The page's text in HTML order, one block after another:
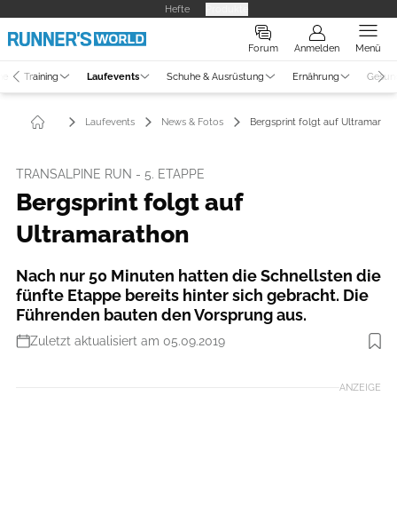
Hefte
Forum Anmelden Menü
Training Laufevents Schuhe & Ausrüstung Ernährung
Laufevents News & Fotos Bergsprint folgt auf
TRANSALPINE RUN - 5. ETAPPE
Bergsprint folgt auf
Ultramarathon
Nach nur 50 Minuten hatten die Schnellsten die
fünfte Etappe bereits hinter sich gebracht. Die
Führenden bauten den Vorsprung aus.
Zuletzt aktualisiert am 05.09.2019
ANZEIGE